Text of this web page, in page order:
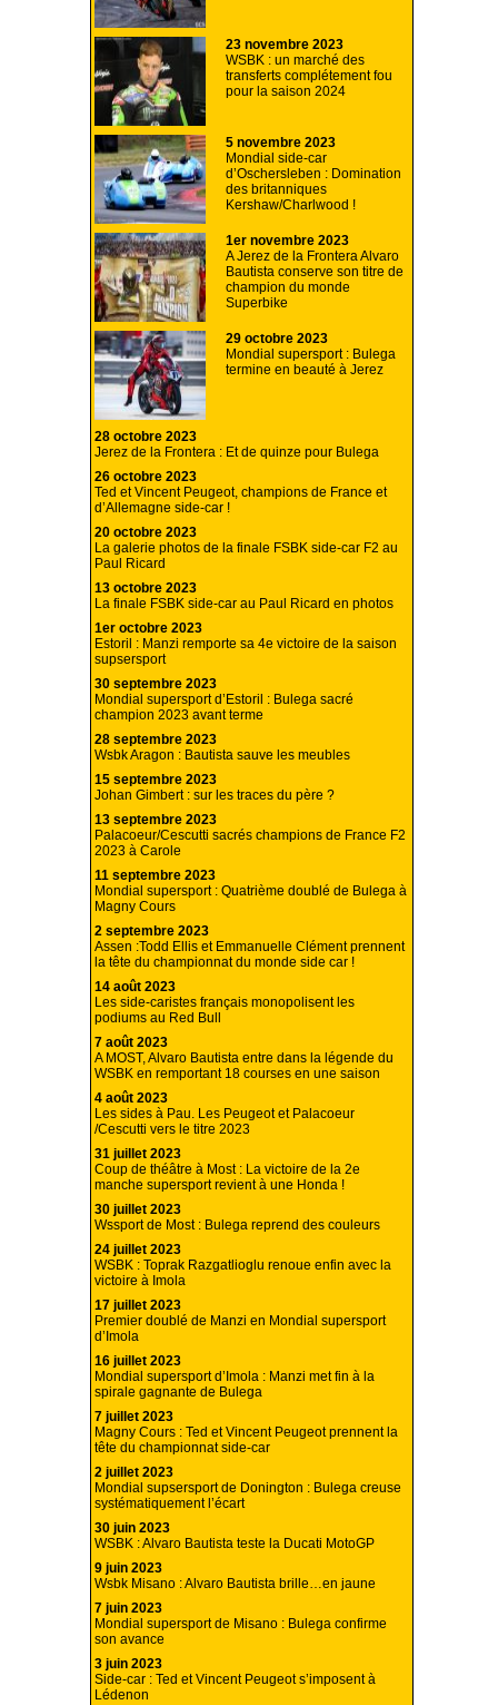
23 novembre 2023
WSBK : un marché des
transferts complétement fou
pour la saison 2024
5 novembre 2023
Mondial side-car
d’Oschersleben : Domination
des britanniques
Kershaw/Charlwood !
1er novembre 2023
A Jerez de la Frontera Alvaro
Bautista conserve son titre de
champion du monde
Superbike
29 octobre 2023
Mondial supersport : Bulega
termine en beauté à Jerez
28 octobre 2023
Jerez de la Frontera : Et de quinze pour Bulega
26 octobre 2023
Ted et Vincent Peugeot, champions de France et
d’Allemagne side-car !
20 octobre 2023
La galerie photos de la finale FSBK side-car F2 au
Paul Ricard
13 octobre 2023
La finale FSBK side-car au Paul Ricard en photos
1er octobre 2023
Estoril : Manzi remporte sa 4e victoire de la saison
supsersport
30 septembre 2023
Mondial supersport d’Estoril : Bulega sacré
champion 2023 avant terme
28 septembre 2023
Wsbk Aragon : Bautista sauve les meubles
15 septembre 2023
Johan Gimbert : sur les traces du père ?
13 septembre 2023
Palacoeur/Cescutti sacrés champions de France F2
2023 à Carole
11 septembre 2023
Mondial supersport : Quatrième doublé de Bulega à
Magny Cours
2 septembre 2023
Assen :Todd Ellis et Emmanuelle Clément prennent
la tête du championnat du monde side car !
14 août 2023
Les side-caristes français monopolisent les
podiums au Red Bull
7 août 2023
A MOST, Alvaro Bautista entre dans la légende du
WSBK en remportant 18 courses en une saison
4 août 2023
Les sides à Pau. Les Peugeot et Palacoeur
/Cescutti vers le titre 2023
31 juillet 2023
Coup de théâtre à Most : La victoire de la 2e
manche supersport revient à une Honda !
30 juillet 2023
Wssport de Most : Bulega reprend des couleurs
24 juillet 2023
WSBK : Toprak Razgatlioglu renoue enfin avec la
victoire à Imola
17 juillet 2023
Premier doublé de Manzi en Mondial supersport
d’Imola
16 juillet 2023
Mondial supersport d’Imola : Manzi met fin à la
spirale gagnante de Bulega
7 juillet 2023
Magny Cours : Ted et Vincent Peugeot prennent la
tête du championnat side-car
2 juillet 2023
Mondial supsersport de Donington : Bulega creuse
systématiquement l’écart
30 juin 2023
WSBK : Alvaro Bautista teste la Ducati MotoGP
9 juin 2023
Wsbk Misano : Alvaro Bautista brille…en jaune
7 juin 2023
Mondial supersport de Misano : Bulega confirme
son avance
3 juin 2023
Side-car : Ted et Vincent Peugeot s’imposent à
Lédenon